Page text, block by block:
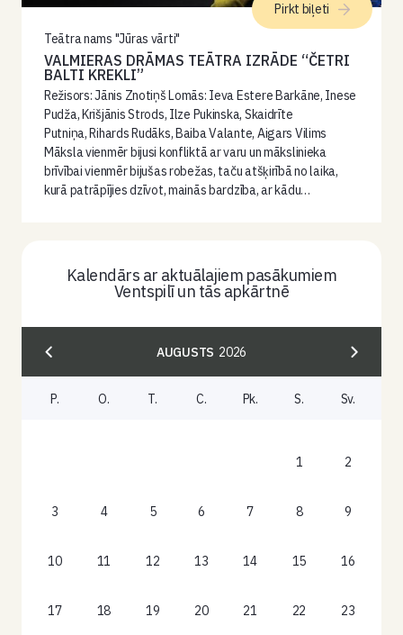
Teātra nams "Jūras vārti"
VALMIERAS DRĀMAS TEĀTRA IZRĀDE “ČETRI
BALTI KREKLI”
Režisors: Jānis Znotiņš Lomās: Ieva Estere Barkāne, Inese
Pudža, Krišjānis Strods, Ilze Pukinska, Skaidrīte
Putniņa, Rihards Rudāks, Baiba Valante, Aigars Vilims
Māksla vienmēr bijusi konfliktā ar varu un mākslinieka
brīvībai vienmēr bijušas robežas, taču atšķirībā no laika,
kurā patrāpījies dzīvot, mainās bardzība, ar kādu…
Pirkt biļeti
Kalendārs ar aktuālajiem pasākumiem
Ventspilī un tās apkārtnē
AUGUSTS 2026
P. O. T. C. Pk. S. Sv.
1 2
3 4 5 6 7 8 9
10 11 12 13 14 15 16
17 18 19 20 21 22 23